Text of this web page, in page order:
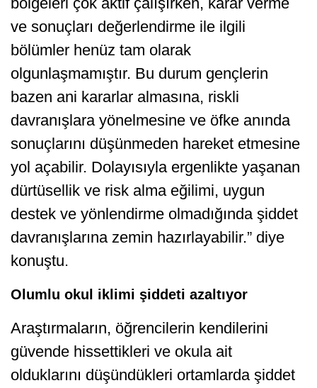
ve sonuçları değerlendirme ile ilgili
bölümler henüz tam olarak
olgunlaşmamıştır. Bu durum gençlerin
bazen ani kararlar almasına, riskli
davranışlara yönelmesine ve öfke anında
sonuçlarını düşünmeden hareket etmesine
yol açabilir. Dolayısıyla ergenlikte yaşanan
dürtüsellik ve risk alma eğilimi, uygun
destek ve yönlendirme olmadığında şiddet
davranışlarına zemin hazırlayabilir.” diye
konuştu.
Olumlu okul iklimi şiddeti azaltıyor
Araştırmaların, öğrencilerin kendilerini
güvende hissettikleri ve okula ait
olduklarını düşündükleri ortamlarda şiddet